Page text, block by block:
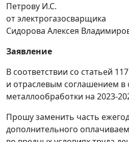
Петрову И.С.
от электрогазосварщика
Сидорова Алексея
Заявление
В соответствии со статьей
и отраслевым соглашением в
металлообработки на 2023-
Прошу заменить часть
дополнительного